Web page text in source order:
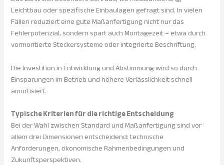
Leichtbau oder spezifische Einbaulagen gefragt sind. In vielen
Fällen reduziert eine gute Maßanfertigung nicht nur das
Fehlerpotenzial, sondern spart auch Montagezeit – etwa durch
vormontierte Steckersysteme oder integrierte Beschriftung.
Die Investition in Entwicklung und Abstimmung wird so durch
Einsparungen im Betrieb und höhere Verlässlichkeit schnell
amortisiert.
Typische Kriterien für die richtige Entscheidung
Bei der Wahl zwischen Standard und Maßanfertigung sind vor
allem drei Dimensionen entscheidend: technische
Anforderungen, ökonomische Rahmenbedingungen und
Zukunftsperspektiven.